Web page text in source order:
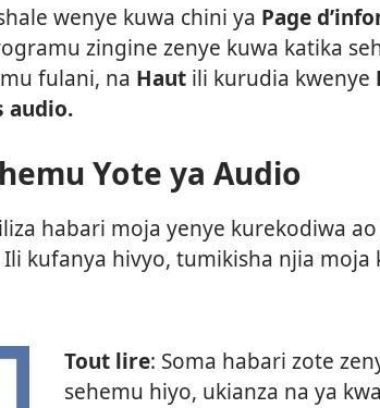
wenye kuwa chini ya Page
zingine zenye kuwa katika
fulani, na Haut ili kurudia kwenye
audio.
Yote ya Audio
habari moja yenye kurekodiwa
kufanya hivyo, tumikisha njia moja
Tout lire: Soma habari zote
sehemu hiyo, ukianza na ya